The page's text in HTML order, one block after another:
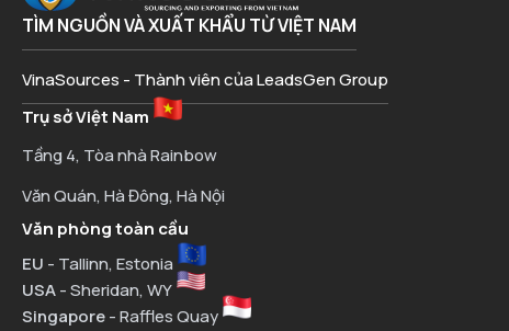
TÌM NGUỒN VÀ XUẤT KHẨU TỪ VIỆT NAM
VinaSources - Thành viên của LeadsGen Group
Trụ sở Việt Nam
Tầng 4, Tòa nhà Rainbow
Văn Quán, Hà Đông, Hà Nội
Văn phòng toàn cầu
EU - Tallinn, Estonia
USA- Sheridan, WY
Singapore- Raffles Quay